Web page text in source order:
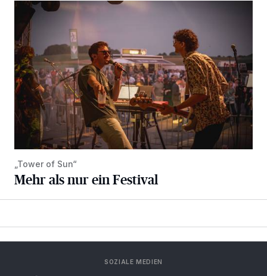
Mehr als nur ein Festival
„Tower of Sun“
Mehr als nur ein Festival
SOZIALE MEDIEN